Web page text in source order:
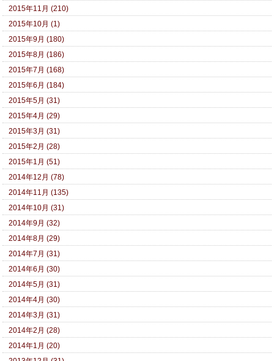
2015年11月 (210)
2015年10月 (1)
2015年9月 (180)
2015年8月 (186)
2015年7月 (168)
2015年6月 (184)
2015年5月 (31)
2015年4月 (29)
2015年3月 (31)
2015年2月 (28)
2015年1月 (51)
2014年12月 (78)
2014年11月 (135)
2014年10月 (31)
2014年9月 (32)
2014年8月 (29)
2014年7月 (31)
2014年6月 (30)
2014年5月 (31)
2014年4月 (30)
2014年3月 (31)
2014年2月 (28)
2014年1月 (20)